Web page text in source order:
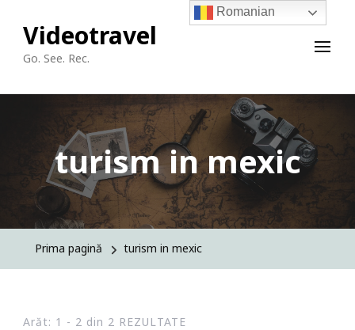
Videotravel
Go. See. Rec.
turism in mexic
Prima pagină turism in mexic
Arăt: 1 - 2 din 2 REZULTATE
Romanian